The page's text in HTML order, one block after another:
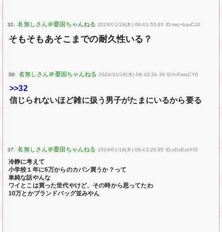
32: 2024/01/18(木) 09:41:53.83 ID:mq+baxCJ0
そもそもあそこまでの耐久性いる？
39: 2024/01/18(木) 09:43:34.39 ID:hiFwtxCY0
>>32
信じられないほど雑に扱う男子がたまにいるから要る
37: 2024/01/18(木) 09:43:28.95 ID:xDvEzsYI0
冷静に考えて
小学校１年に6万からのカバン買うか？って
単純な話やんな
ワイとこは買った世代やけど、その時から思ってたわ
10万とかブランドバッグ並みやん